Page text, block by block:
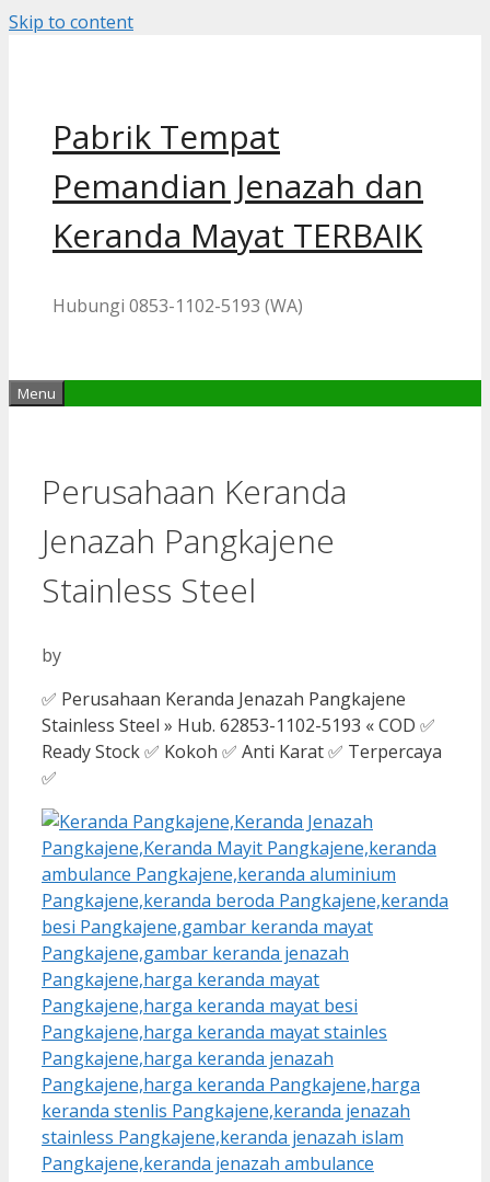
Skip to content
Pabrik Tempat
Pemandian Jenazah dan
Keranda Mayat TERBAIK
Hubungi 0853-1102-5193 (WA)
Menu
Perusahaan Keranda
Jenazah Pangkajene
Stainless Steel
by
✅ Perusahaan Keranda Jenazah Pangkajene
Stainless Steel » Hub. 62853-1102-5193 « COD ✅
Ready Stock ✅ Kokoh ✅ Anti Karat ✅ Terpercaya
✅